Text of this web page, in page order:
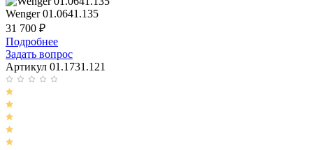
Wenger 01.0641.135
31 700 ₽
Подробнее
Задать вопрос
Артикул 01.1731.121